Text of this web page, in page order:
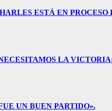
ESTÁ EN
LA
UN BUEN PARTIDO».